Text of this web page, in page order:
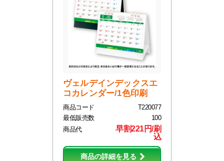
ヴェルデインデックスエ
コカレンダー/1色印刷
商品コード
T220077
最低販売数
100
商品代
早割221円/刷
込
商品の詳細を見る